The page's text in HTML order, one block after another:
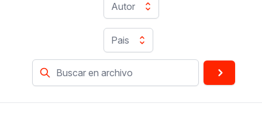
Autor
Pais